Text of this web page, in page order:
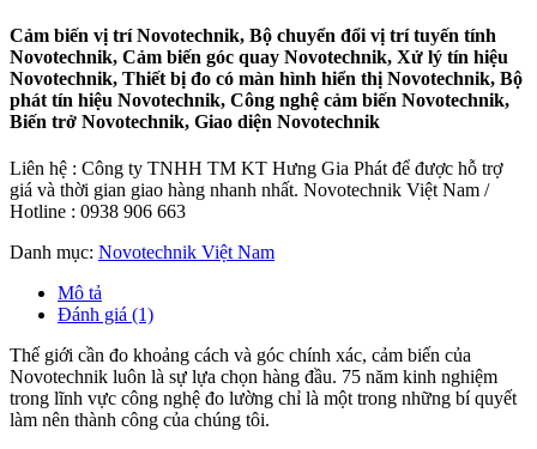
Cảm biến vị trí Novotechnik, Bộ chuyển đổi vị trí tuyến tính
Novotechnik, Cảm biến góc quay Novotechnik, Xử lý tín hiệu
Novotechnik, Thiết bị đo có màn hình hiển thị Novotechnik, Bộ
phát tín hiệu Novotechnik, Công nghệ cảm biến Novotechnik,
Biến trở Novotechnik, Giao diện Novotechnik
Liên hệ : Công ty TNHH TM KT Hưng Gia Phát để được hỗ trợ
giá và thời gian giao hàng nhanh nhất. Novotechnik Việt Nam /
Hotline : 0938 906 663
Danh mục: Novotechnik Việt Nam
Mô tả
Đánh giá (1)
Thế giới cần đo khoảng cách và góc chính xác, cảm biến của
Novotechnik luôn là sự lựa chọn hàng đầu. 75 năm kinh nghiệm
trong lĩnh vực công nghệ đo lường chỉ là một trong những bí quyết
làm nên thành công của chúng tôi.